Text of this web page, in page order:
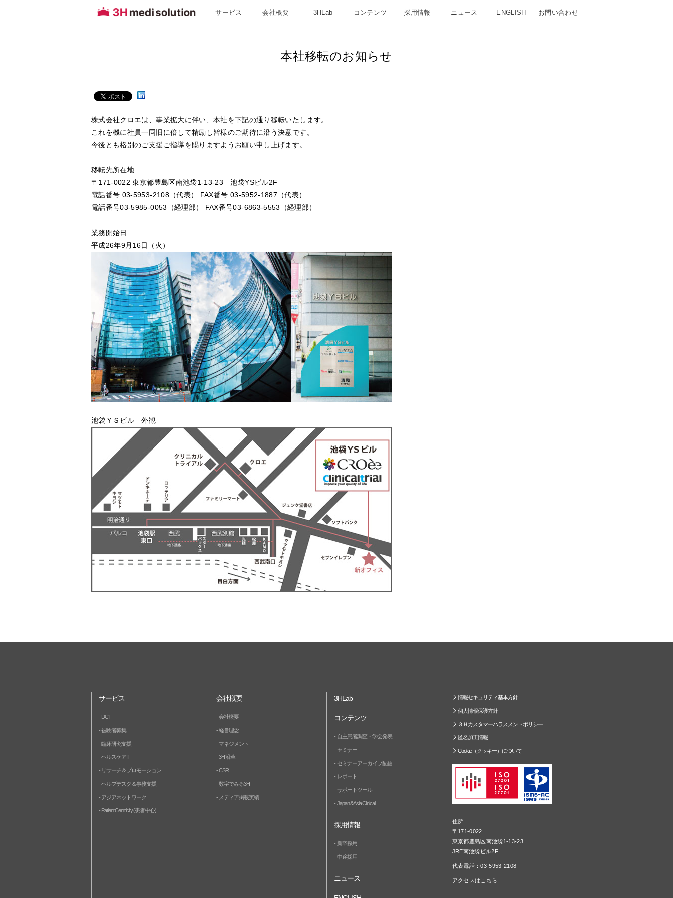
サービス 会社概要 3HLab コンテンツ 採用情報 ニュース ENGLISH お問い合わせ
本社移転のお知らせ
株式会社クロエは、事業拡大に伴い、本社を下記の通り移転いたします。
これを機に社員一同旧に倍して精励し皆様のご期待に沿う決意です。
今後とも格別のご支援ご指導を賜りますようお願い申し上げます。
移転先所在地
〒171-0022 東京都豊島区南池袋1-13-23 池袋YSビル2F
電話番号 03-5953-2108（代表） FAX番号 03-5952-1887（代表）
電話番号03-5985-0053（経理部） FAX番号03-6863-5553（経理部）
業務開始日
平成26年9月16日（火）
池袋ＹＳビル 外観
サービス
DCT
被験者募集
臨床研究支援
ヘルスケアIT
リサーチ＆プロモーション
ヘルプデスク＆事務支援
アジアネットワーク
Patient Centricity (患者中心)
会社概要
会社概要
経営理念
マネジメント
3H 沿革
CSR
数字でみる3H
メディア掲載実績
3HLab
コンテンツ
自主患者調査・学会発表
セミナー
セミナーアーカイブ配信
レポート
サポートツール
Japan & Asia Clinical
採用情報
新卒採用
中途採用
ニュース
情報セキュリティ基本方針
個人情報保護方針
３Ｈカスタマーハラスメントポリシー
匿名加工情報
Cookie（クッキー）について
住所
〒171-0022
東京都豊島区南池袋1-13-23
JRE南池袋ビル2F
代表電話：03-5953-2108
アクセスはこちら